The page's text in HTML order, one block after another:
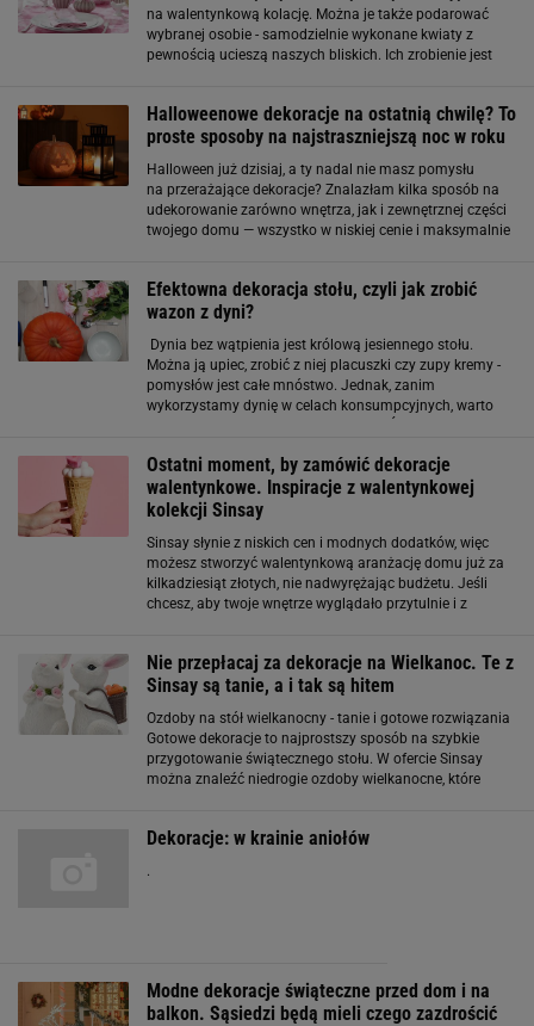
na walentynkową kolację. Można je także podarować
wybranej osobie - samodzielnie wykonane kwiaty z
pewnością ucieszą naszych bliskich. Ich zrobienie jest
Halloweenowe dekoracje na ostatnią chwilę? To
proste sposoby na najstraszniejszą noc w roku
Halloween już dzisiaj, a ty nadal nie masz pomysłu
na przerażające dekoracje? Znalazłam kilka sposób na
udekorowanie zarówno wnętrza, jak i zewnętrznej części
twojego domu — wszystko w niskiej cenie i maksymalnie
Efektowna dekoracja stołu, czyli jak zrobić
wazon z dyni?
Dynia bez wątpienia jest królową jesiennego stołu.
Można ją upiec, zrobić z niej placuszki czy zupy kremy -
pomysłów jest całe mnóstwo. Jednak, zanim
wykorzystamy dynię w celach konsumpcyjnych, warto
Ostatni moment, by zamówić dekoracje
walentynkowe. Inspiracje z walentynkowej
kolekcji Sinsay
Sinsay słynie z niskich cen i modnych dodatków, więc
możesz stworzyć walentynkową aranżację domu już za
kilkadziesiąt złotych, nie nadwyrężając budżetu. Jeśli
chcesz, aby twoje wnętrze wyglądało przytulnie i z
Nie przepłacaj za dekoracje na Wielkanoc. Te z
Sinsay są tanie, a i tak są hitem
Ozdoby na stół wielkanocny - tanie i gotowe rozwiązania
Gotowe dekoracje to najprostszy sposób na szybkie
przygotowanie świątecznego stołu. W ofercie Sinsay
można znaleźć niedrogie ozdoby wielkanocne, które
Dekoracje: w krainie aniołów
.
Modne dekoracje świąteczne przed dom i na
balkon. Sąsiedzi będą mieli czego zazdrościć